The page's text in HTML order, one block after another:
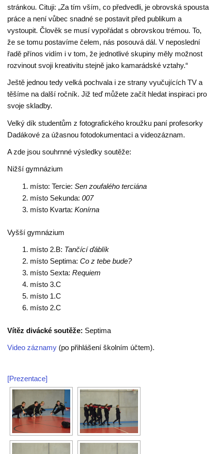
stránkou. Cituji: „Za tím vším, co předvedli, je obrovská spousta
práce a není vůbec snadné se postavit před publikum a
vystoupit. Člověk se musí vypořádat s obrovskou trémou. To,
že se tomu postavíme čelem, nás posouvá dál. V neposlední
řadě přínos vidím i v tom, že jednotlivé skupiny měly možnost
rozvinout svoji kreativitu stejně jako kamarádské vztahy.“
Ještě jednou tedy velká pochvala i ze strany vyučujících TV a
těšíme na další ročník. Již teď můžete začít hledat inspiraci pro
svoje skladby.
Velký dík studentům z fotografického kroužku paní profesorky
Dadákové za úžasnou fotodokumentaci a videozáznam.
A zde jsou souhrnné výsledky soutěže:
Nižší gymnázium
místo: Tercie: Sen zoufalého terciána
místo Sekunda: 007
místo Kvarta: Konírna
Vyšší gymnázium
místo 2.B: Tančící ďáblík
místo Septima: Co z tebe bude?
místo Sexta: Requiem
místo 3.C
místo 1.C
místo 2.C
Vítěz divácké soutěže: Septima
Video záznamy (po přihlášení školním účtem).
[Prezentace]